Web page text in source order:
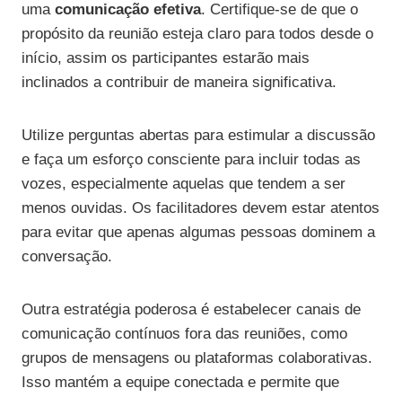
uma comunicação efetiva. Certifique-se de que o
propósito da reunião esteja claro para todos desde o
início, assim os participantes estarão mais
inclinados a contribuir de maneira significativa.
Utilize perguntas abertas para estimular a discussão
e faça um esforço consciente para incluir todas as
vozes, especialmente aquelas que tendem a ser
menos ouvidas. Os facilitadores devem estar atentos
para evitar que apenas algumas pessoas dominem a
conversação.
Outra estratégia poderosa é estabelecer canais de
comunicação contínuos fora das reuniões, como
grupos de mensagens ou plataformas colaborativas.
Isso mantém a equipe conectada e permite que